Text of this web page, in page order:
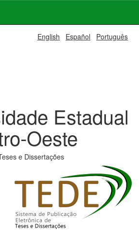
English Español Português
Estadual
Oeste
e Dissertações